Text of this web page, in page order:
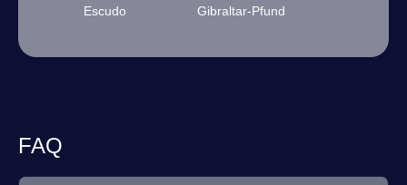
Escudo
Gibraltar-Pfund
FAQ